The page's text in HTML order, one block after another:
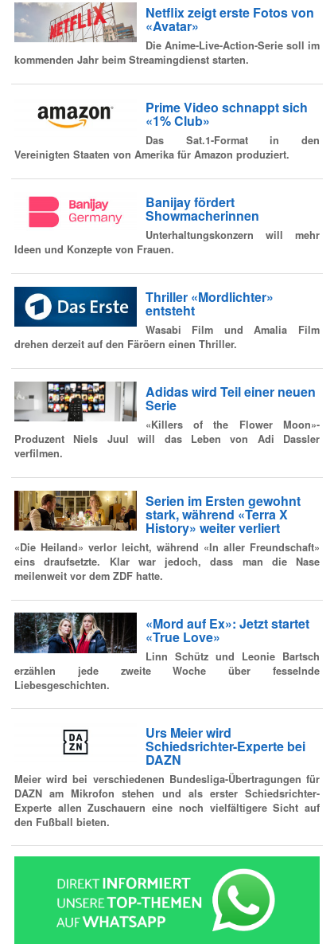
Netflix zeigt erste Fotos von
«Avatar»
Die Anime-Live-Action-Serie soll im
kommenden Jahr beim Streamingdienst starten.
Prime Video schnappt sich
«1% Club»
Das Sat.1-Format in den
Vereinigten Staaten von Amerika für Amazon produziert.
Banijay fördert
Showmacherinnen
Unterhaltungskonzern will mehr
Ideen und Konzepte von Frauen.
Thriller «Mordlichter»
entsteht
Wasabi Film und Amalia Film
drehen derzeit auf den Färöern einen Thriller.
Adidas wird Teil einer neuen
Serie
«Killers of the Flower Moon»-
Produzent Niels Juul will das Leben von Adi Dassler
verfilmen.
Serien im Ersten gewohnt
stark, während «Terra X
History» weiter verliert
«Die Heiland» verlor leicht, während «In aller Freundschaft»
eins draufsetzte. Klar war jedoch, dass man die Nase
meilenweit vor dem ZDF hatte.
«Mord auf Ex»: Jetzt startet
«True Love»
Linn Schütz und Leonie Bartsch
erzählen jede zweite Woche über fesselnde
Liebesgeschichten.
Urs Meier wird
Schiedsrichter-Experte bei
DAZN
Meier wird bei verschiedenen Bundesliga-Übertragungen für
DAZN am Mikrofon stehen und als erster Schiedsrichter-
Experte allen Zuschauern eine noch vielfältigere Sicht auf
den Fußball bieten.